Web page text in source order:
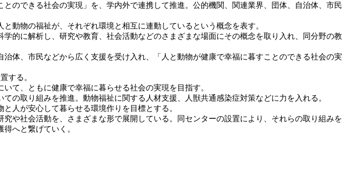
のできる社会の実現」を、学内外で連携して推進。公的機関、関連業界、団体、自治体、市民
動物の福祉が、それぞれ環境と相互に連動しているという概念を表す。
的に解析し、研究や教育、社会活動などのさまざまな場面にその概念を取り入れ、同分野の教
体、市民などから広く支援を受け入れ、「人と動物が健康で幸福に暮すことのできる社会の実
する。
て、ともに健康で幸福に暮らせる社会の実現を目指す。
取り組みを推進。動物福祉に関する人材支援、人獣共通感染症対策などに力を入れる。
人が安心して暮らせる環境作りを目標とする。
や社会活動を、さまざまな形で展開している。同センターの設置により、それらの取り組みを
へと繋げていく。